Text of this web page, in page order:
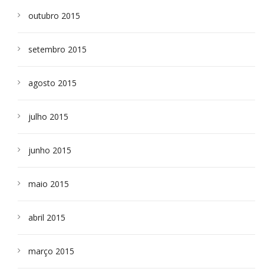
outubro 2015
setembro 2015
agosto 2015
julho 2015
junho 2015
maio 2015
abril 2015
março 2015